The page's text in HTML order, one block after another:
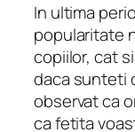
In ultima
popularitate
copiilor, cat
daca sunteti
observat ca
ca fetita